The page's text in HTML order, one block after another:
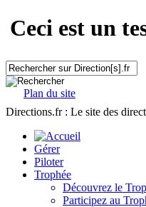
Ceci est un
Plan du site
Directions.fr : Le site des
Gérer
Piloter
Trophée
Découvrez le
Participez au